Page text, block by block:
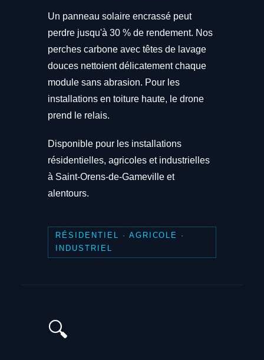
Un panneau solaire encrassé peut
perdre jusqu'à 30 % de rendement. Nos
perches carbone avec têtes de lavage
douces nettoient délicatement chaque
module sans abrasion. Pour les
installations en toiture haute, le drone
prend le relais.
Disponible pour les installations
résidentielles, agricoles et industrielles
à Saint-Orens-de-Gameville et
alentours.
RÉSIDENTIEL · AGRICOLE ·
INDUSTRIEL
🔍